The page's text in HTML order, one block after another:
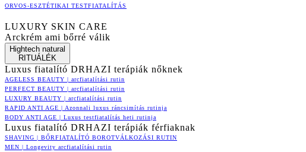
ORVOS-ESZTÉTIKAI TESTFIATALÍTÁS
LUXURY SKIN CARE
Arckrém ami bőrré válik
Hightech natural
RITUÁLÉK
Luxus fiatalító DRHAZI terápiák nőknek
AGELESS BEAUTY | arcfiatalítási rutin
PERFECT BEAUTY | arcfiatalítási rutin
LUXURY BEAUTY | arcfiatalítási rutin
RAPID ANTI AGE | Azonnali luxus ráncsimítás rutinja
BODY ANTI AGE | Luxus testfiatalítás heti rutinja
Luxus fiatalító DRHAZI terápiák férfiaknak
SHAVING | BŐRFIATALÍTÓ BOROTVÁLKOZÁSI RUTIN
MEN | Longevity arcfiatalítási rutin